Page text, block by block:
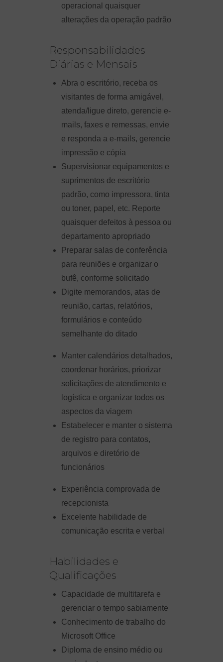
operacional quaisquer
alterações da operação padrão
Responsabilidades
Diárias e Mensais
Abra o escritório, receba os
visitantes de forma amigável,
atenda/ligue direto, gerencie e-
mails, faxes e remessas, envie
e responda a e-mails, gerencie
impressão e cópia
Supervisionar equipamentos e
suprimentos de escritório
padrão, como impressora, tinta
ou toner, papel, etc. Reporte
quaisquer defeitos à pessoa ou
departamento apropriado
Preparar salas de conferência
para reuniões e organizar o
bufê, conforme solicitado
Digite memorandos, atas de
reunião, cartas, relatórios,
formulários e conteúdo
semelhante do ditado
Manter calendários detalhados,
coordenar horários, priorizar
solicitações de atendimento e
logística e organizar todos os
aspectos da viagem
Estabelecer e manter o sistema
de registro para contatos,
arquivos e diretório de
funcionários
Experiência comprovada de
recepcionista
Excelente habilidade de
comunicação escrita e verbal
Habilidades e
Qualificações
Capacidade de multitarefa e
gerenciar o tempo sabiamente
Conhecimento de trabalho do
Microsoft Office
Diploma de ensino médio ou